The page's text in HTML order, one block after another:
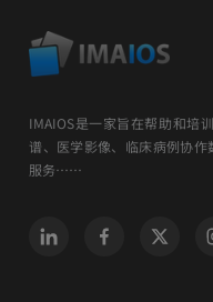
IMAIOS是一家旨在帮助和培
谱、医学影像、临床病例协
服务……